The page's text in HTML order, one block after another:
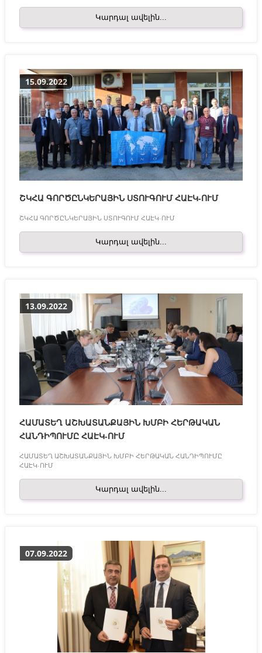
Կարդալ ավելին...
15.09.2022
ՇԿՀԱ ԳՈՐԾԸՆԿԵՐԱՅԻՆ ՍՏՈՒԳՈՒՄ ՀԱԷԿ-ՈՒՄ
ՇԿՀԱ ԳՈՐԾԸՆԿԵՐԱՅԻՆ ՍՏՈՒԳՈՒՄ ՀԱԷԿ-ՈՒՄ
Կարդալ ավելին...
13.09.2022
ՀԱՄԱՏԵՂ ԱՇԽԱՏԱՆՔԱՅԻՆ ԽՄԲԻ ՀԵՐԹԱԿԱՆ
ՀԱՆԴԻՊՈՒՄԸ ՀԱԷԿ-ՈՒՄ
ՀԱՄԱՏԵՂ ԱՇԽԱՏԱՆՔԱՅԻՆ ԽՄԲԻ ՀԵՐԹԱԿԱՆ ՀԱՆԴԻՊՈՒՄԸ
ՀԱԷԿ-ՈՒՄ
Կարդալ ավելին...
07.09.2022